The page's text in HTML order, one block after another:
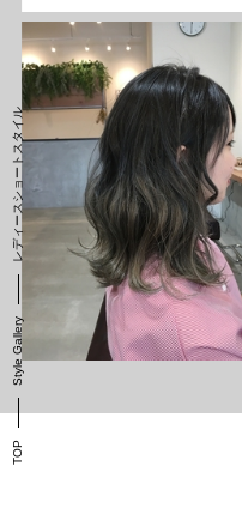
TOP
Style Gallery
レディースショートスタイル